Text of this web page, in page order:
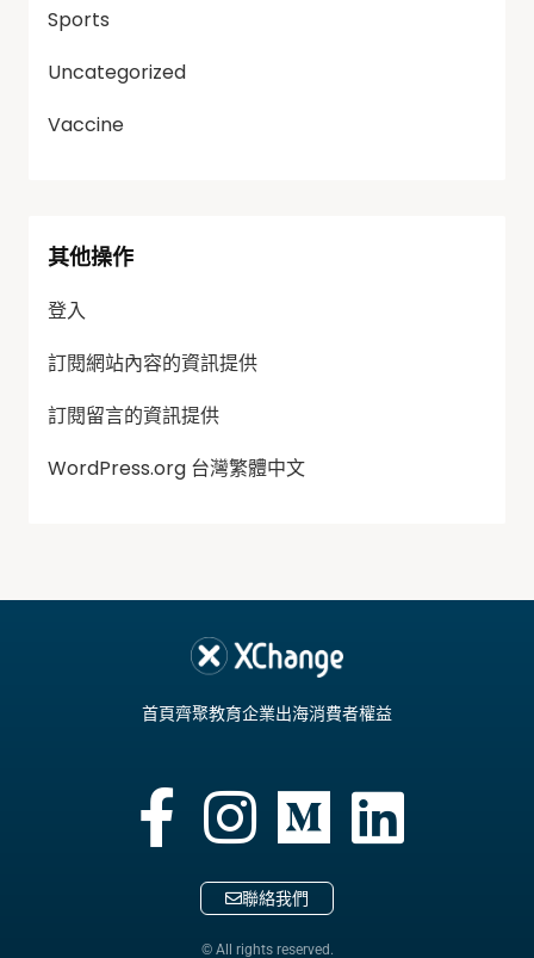
Sports
Uncategorized
Vaccine
其他操作
登入
訂閱網站內容的資訊提供
訂閱留言的資訊提供
WordPress.org 台灣繁體中文
首頁齊聚教育企業出海消費者權益
聯絡我們
© All rights reserved.